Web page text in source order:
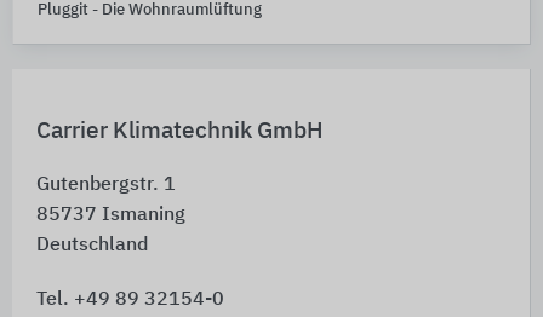
Carrier Klimatechnik GmbH
Gutenbergstr. 1
85737 Ismaning
Deutschland
Tel. +49 89 32154-0
Pluggit - Die Wohnraumlüftung